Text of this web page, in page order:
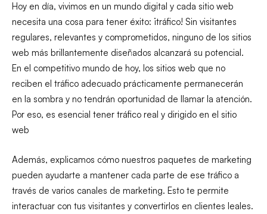
Hoy en día, vivimos en un mundo digital y cada sitio web
necesita una cosa para tener éxito: ¡tráfico! Sin visitantes
regulares, relevantes y comprometidos, ninguno de los sitios
web más brillantemente diseñados alcanzará su potencial.
En el competitivo mundo de hoy, los sitios web que no
reciben el tráfico adecuado prácticamente permanecerán
en la sombra y no tendrán oportunidad de llamar la atención.
Por eso, es esencial tener tráfico real y dirigido en el sitio
web
Además, explicamos cómo nuestros paquetes de marketing
pueden ayudarte a mantener cada parte de ese tráfico a
través de varios canales de marketing. Esto te permite
interactuar con tus visitantes y convertirlos en clientes leales.